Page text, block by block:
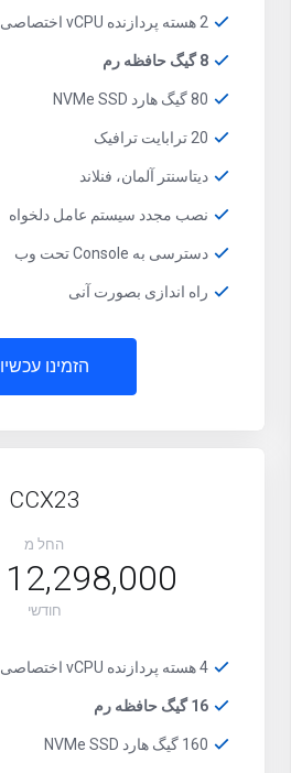
2 هسته پردازنده vCPU اختصاصی
8 گیگ حافظه رم
80 گیگ هارد NVMe SSD
20 ترابایت ترافیک
دیتاسنتر آلمان، فنلاند
نصب مجدد سیستم عامل دلخواه
دسترسی به Console تحت وب
راه اندازی بصورت آنی
הזמינו עכשיו
CCX23
החל מ
12,298,000 تومان
חודשי
4 هسته پردازنده vCPU اختصاصی
16 گیگ حافظه رم
160 گیگ هارد NVMe SSD